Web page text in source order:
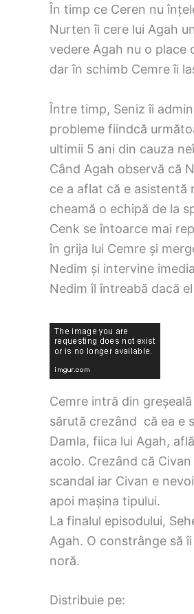
În timp ce Ceren nu
Nurten îi cere lui Agah
vedere Agah nu o place
dar în schimb Cemre îi
Între timp, Seniz îi
probleme fiindcă
ultimii 5 ani din cauza
Când Agah observă că
ce a aflat că e asistentă
cheamă o echipă de la
Cenk se întoarce mai
în grija lui Cemre și
Nedim și intervine
Nedim îl întreabă dacă
Cemre intră din
sărută crezând că ea e
Damla, fiica lui Agah,
acolo. Crezând că
scandal iar Civan e
apoi mașina tipului.
La finalul episodului,
Agah. O constrânge să
noră.
Distribuie pe: